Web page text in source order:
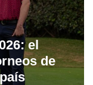
el
de